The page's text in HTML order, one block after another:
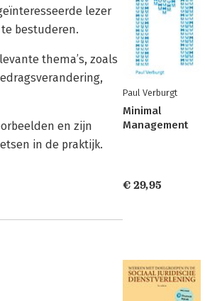
lezer
bestuderen.
thema’s, zoals
en zijn
in de praktijk.
Paul Verburgt
Minimal
Management
€ 29,95